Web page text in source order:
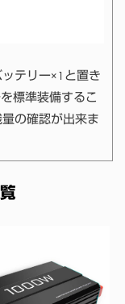
テリー×1と置き
標準装備するこ
の確認が出来ま